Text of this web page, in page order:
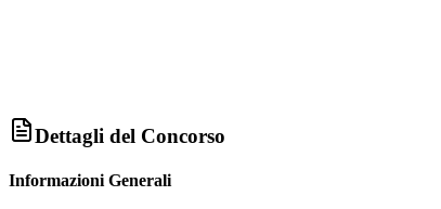
Dettagli del Concorso
Informazioni Generali